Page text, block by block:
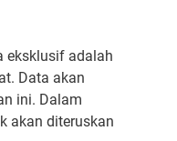
eksklusif adalah
Data akan
ini. Dalam
akan diteruskan